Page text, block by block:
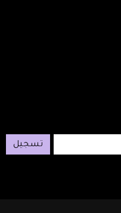
تسجيل